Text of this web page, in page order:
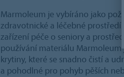
Marmoleum je vybíráno jako
zdravotnické a léčebné prostředí.
zařízení péče o seniory a
používání materiálu
krytiny, které se snadno čistí a
a pohodlné pro pohyb pěších